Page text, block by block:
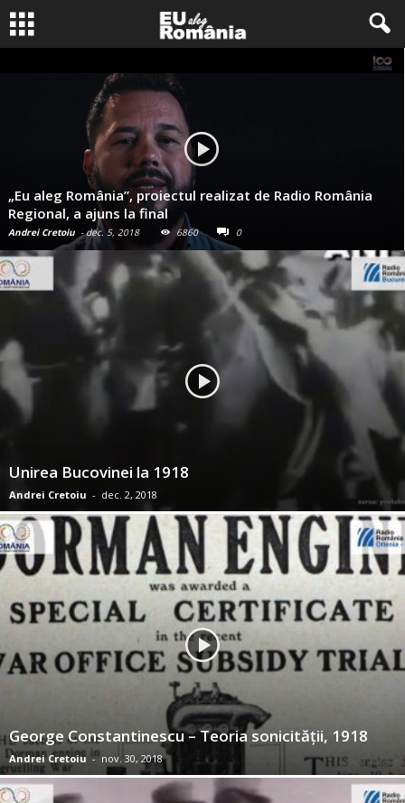
„Eu aleg România”, proiectul realizat de Radio România
Regional, a ajuns la final
Andrei Cretoiu - dec. 5, 2018 6860 0
Unirea Bucovinei la 1918
Andrei Cretoiu - dec. 2, 2018
George Constantinescu – Teoria sonicităţii, 1918
Andrei Cretoiu - nov. 30, 2018